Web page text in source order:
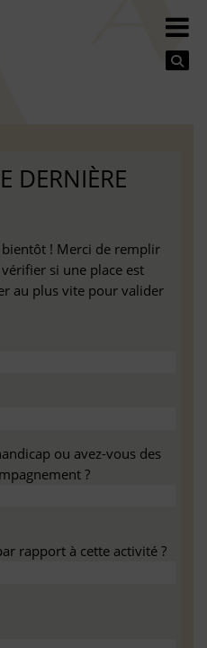
DERNIÈRE
! Merci de remplir
si une place est
au plus vite pour valider
ou avez-vous des
?
rapport à cette activité ?